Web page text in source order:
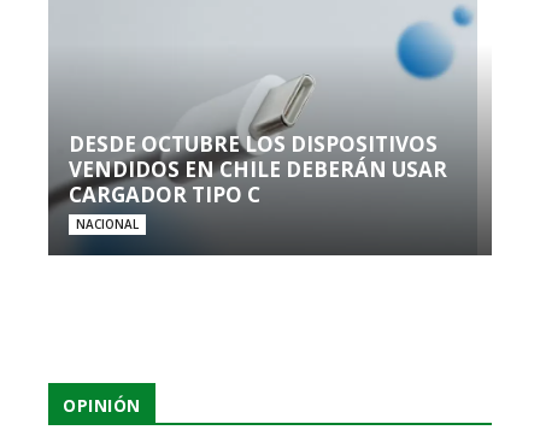
DESDE OCTUBRE LOS DISPOSITIVOS
VENDIDOS EN CHILE DEBERÁN USAR
CARGADOR TIPO C
NACIONAL
OPINIÓN